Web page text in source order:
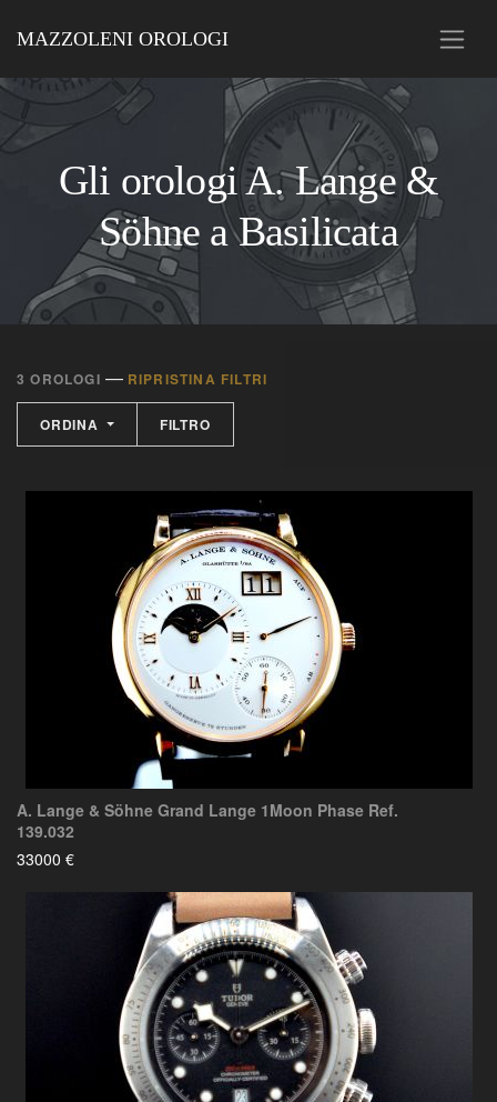
MAZZOLENI OROLOGI
Gli orologi A. Lange &
Söhne a Basilicata
3 OROLOGI — RIPRISTINA FILTRI
ORDINA FILTRO
A. Lange & Söhne Grand Lange 1Moon Phase Ref.
139.032
33000 €